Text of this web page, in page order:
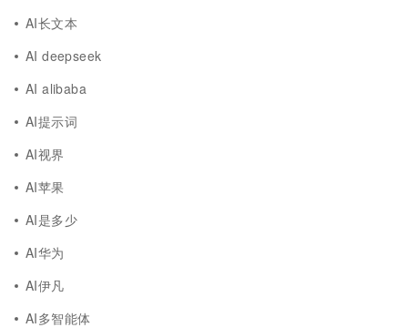
AI长文本
AI deepseek
AI alibaba
AI提示词
AI视界
AI苹果
AI是多少
AI华为
AI伊凡
AI多智能体